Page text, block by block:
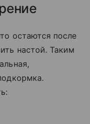
остаются после
настой. Таким